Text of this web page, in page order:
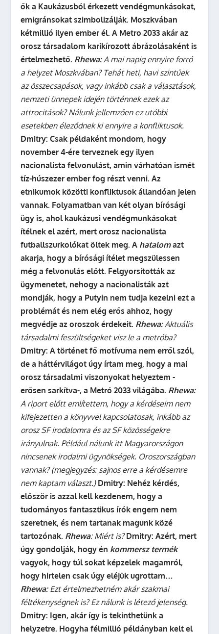
ők a Kaukázusból érkezett vendégmunkásokat,
emigránsokat szimbolizálják. Moszkvában
kétmillió ilyen ember él. A Metro 2033 akár az
orosz társadalom karikírozott ábrázolásaként is
értelmezhető. Rhewa:A mai napig ennyire forró
a helyzet Moszkvában? Tehát heti, havi szintűek
az összecsapások, vagy inkább csak a választások,
nemzeti ünnepek idején történnek ezek az
attrocitások? Nálunk jellemzően ez utóbbi
esetekben éleződnek ki ennyire a konfliktusok.
Dmitry: Csak példaként mondom, hogy
november 4-ére terveznek egy ilyen
nacionalista felvonulást, amin várhatóan ismét
tíz-húszezer ember fog részt venni. Az
etnikumok közötti konfliktusok állandóan jelen
vannak. Folyamatban van két olyan bírósági
ügy is, ahol kaukázusi vendégmunkásokat
ítélnek el azért, mert orosz nacionalista
futballszurkolókat öltek meg. A hatalomazt
akarja, hogy a bírósági ítélet megszülessen
még a felvonulás előtt. Felgyorsították az
ügymenetet, nehogy a nacionalisták azt
mondják, hogy a Putyin nem tudja kezelni ezt a
problémát és nem elég erős ahhoz, hogy
megvédje az oroszok érdekeit. Rhewa:Aktuális
társadalmi feszültségeket visz le a metróba?
Dmitry: A történet fő motívuma nem erről szól,
de a háttérvilágot úgy írtam meg, hogy a mai
orosz társadalmi viszonyokat helyeztem -
erősen sarkítva-, a Metró 2033 világába. Rhewa:
A riport előtt említettem, hogy a kérdéseim nem
kifejezetten a könyvvel kapcsolatosak, inkább az
orosz SF irodalomra és az SF közösségekre
irányulnak. Például nálunk itt Magyarországon
nincsenek irodalmi ügynökségek. Oroszországban
vannak? (megjegyzés: sajnos erre a kérdésemre
nem kaptam választ.) Dmitry: Nehéz kérdés,
először is azzal kell kezdenem, hogy a
tudományos fantasztikus írók engem nem
szeretnek, és nem tartanak magunk közé
tartozónak. Rhewa: Miért is? Dmitry: Azért, mert
úgy gondolják, hogy én kommersz termék
vagyok, hogy túl sokat képzelek magamról,
hogy hirtelen csak úgy eléjük ugrottam…
Rhewa:Ezt értelmezhetném akár szakmai
féltékenységnek is? Ez nálunk is létező jelenség.
Dmitry: Igen, akár így is tekinthetünk a
helyzetre. Hogyha félmillió példányban kelt el